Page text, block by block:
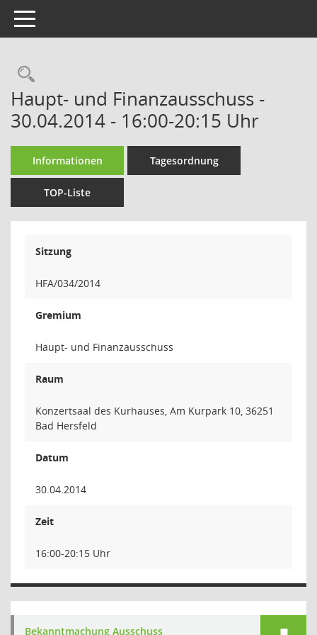
Toggle navigation
Rechercheauswahl
Haupt- und Finanzausschuss -
30.04.2014 - 16:00-20:15 Uhr
Informationen Tagesordnung
TOP-Liste
Sitzung
HFA/034/2014
Gremium
Haupt- und Finanzausschuss
Raum
Konzertsaal des Kurhauses, Am Kurpark 10, 36251
Bad Hersfeld
Datum
30.04.2014
Zeit
16:00-20:15 Uhr
Bekanntmachung Ausschuss